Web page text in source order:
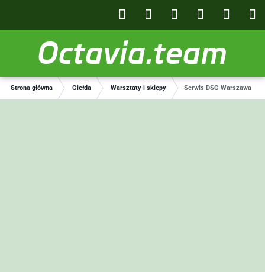
Octavia.team
Strona główna Giełda Warsztaty i sklepy Serwis DSG Warszawa i